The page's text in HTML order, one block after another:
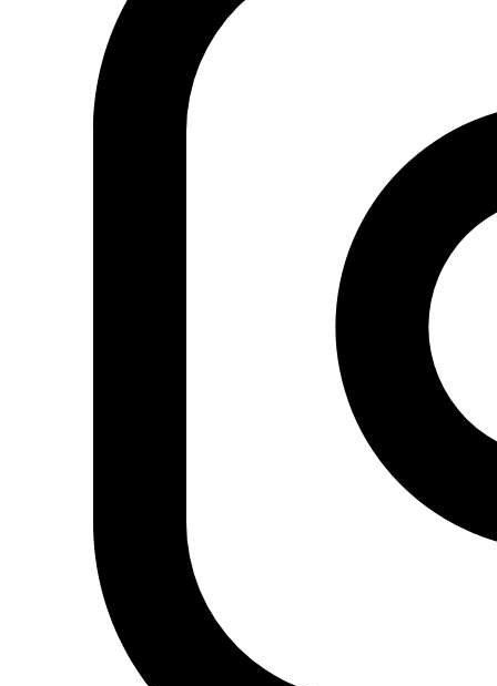
Fundación Al Fanar acerca la realidad social, política y
cultural del mundo árabe a través de publicaciones,